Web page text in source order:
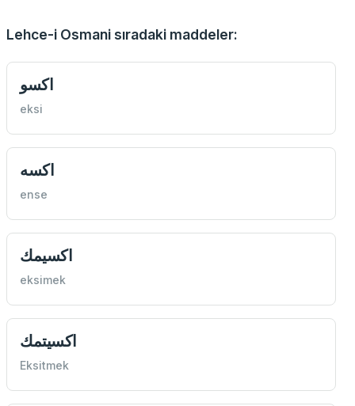
Lehce-i Osmani sıradaki maddeler:
اكسو
eksi
اكسه
ense
اكسيمك
eksimek
اكسيتمك
Eksitmek